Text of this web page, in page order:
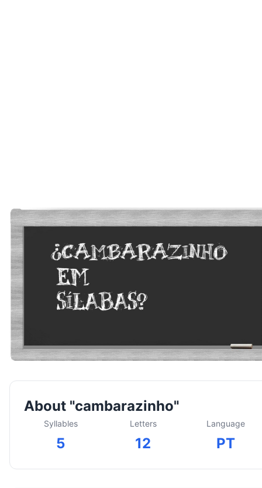
About "cambarazinho"
Syllables
5
Letters
12
Language
PT